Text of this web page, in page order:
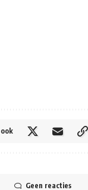
Geen reacties